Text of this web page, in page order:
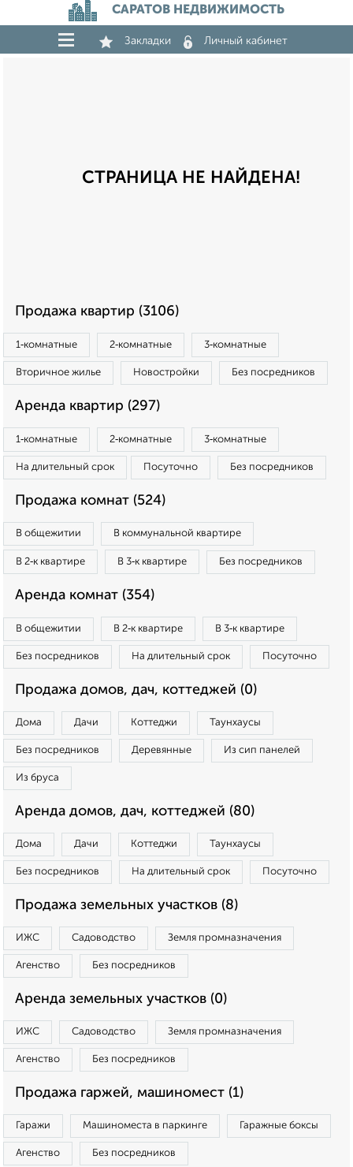
САРАТОВ НЕДВИЖИМОСТЬ
Закладки Личный кабинет
СТРАНИЦА НЕ НАЙДЕНА!
Продажа квартир (3106)
1‑комнатные 2‑комнатные 3‑комнатные
Вторичное жилье Новостройки Без посредников
Аренда квартир (297)
1‑комнатные 2‑комнатные 3‑комнатные
На длительный срок Посуточно Без посредников
Продажа комнат (524)
В общежитии В коммунальной квартире
В 2‑к квартире В 3‑к квартире Без посредников
Аренда комнат (354)
В общежитии В 2‑к квартире В 3‑к квартире
Без посредников На длительный срок Посуточно
Продажа домов, дач, коттеджей (0)
Дома Дачи Коттеджи Таунхаусы
Без посредников Деревянные Из сип панелей
Из бруса
Аренда домов, дач, коттеджей (80)
Дома Дачи Коттеджи Таунхаусы
Без посредников На длительный срок Посуточно
Продажа земельных участков (8)
ИЖС Садоводство Земля промназначения
Агенство Без посредников
Аренда земельных участков (0)
ИЖС Садоводство Земля промназначения
Агенство Без посредников
Продажа гаржей, машиномест (1)
Гаражи Машиноместа в паркинге Гаражные боксы
Агенство Без посредников